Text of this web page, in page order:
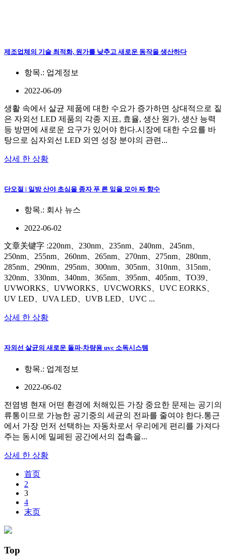
제조업체의 기술 최적화, 원가를 낮추고 새로운 동작을 생산하다
항목.: 업계정보
2022-06-09
생활 속에서 살균 제품에 대한 수요가 증가하면 상대적으로 짙
은 자외선 LED 제품의 각종 지표, 효율, 생산 원가, 생산 능력
등 방면에 새로운 요구가 있어야 한다.시장에 대한 수요를 바
탕으로 심자외선 LED 외연 성장 분야의 관련...
상세 한 상황
단오절 | 일방 산야 초심을 종자 푸 른 잎을 모아 짜 향수
항목.: 회사 뉴스
2022-06-02
文章关键字 :220nm、230nm、235nm、240nm、245nm、
250nm、255nm、260nm、265nm、270nm、275nm、280nm、
285nm、290nm、295nm、300nm、305nm、310nm、315nm、
320nm、330nm、340nm、365nm、395nm、405nm、TO39、
UVWORKS、UVWORKS、UVCWORKS、UVC EORKS、
UV LED、UVA LED、UVB LED、UVC ...
상세 한 상황
자외선 살균의 새로운 돌파-차량용 uvc 소독시스템
항목.: 업계정보
2022-06-02
전염병 현재 어떤 환경에 처해있든 가장 중요한 문제는 공기의
류통이므로 가능한 공기중의 세균의 전파를 줄여야 한다.통근
에서 가장 먼저 선택하는 자동차로서 우리에게 편리를 가져다
주는 동시에 밀페된 공간에서의 접촉을...
상세 한 상황
首页
2
3
4
末页
Top